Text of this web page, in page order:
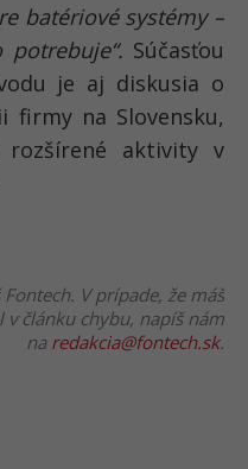
batériové systémy –
Súčasťou
je aj diskusia o
firmy na Slovensku,
aktivity v
V prípade, že máš
v článku chybu, napíš nám
na redakcia@fontech.sk.